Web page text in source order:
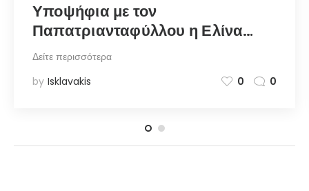
Υποψήφια με τον
Παπατριανταφύλλου η Ελίνα
Ζενέτου, κόρη του δημιουργού
του Στρογγυλού – notia.gr
Δείτε περισσότερα
by Isklavakis 0 0